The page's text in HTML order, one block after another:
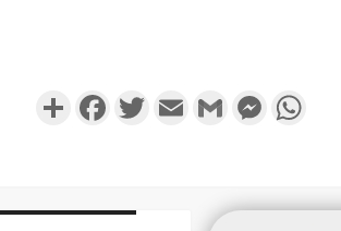
PartagerFacebookTwitterEmail Gmail Messenger